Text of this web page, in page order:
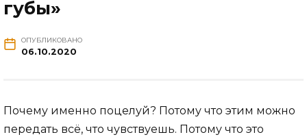
губы»
ОПУБЛИКОВАНО
06.10.2020
Почему именно поцелуй? Потому что этим можно
передать всё, что чувствуешь. Потому что это